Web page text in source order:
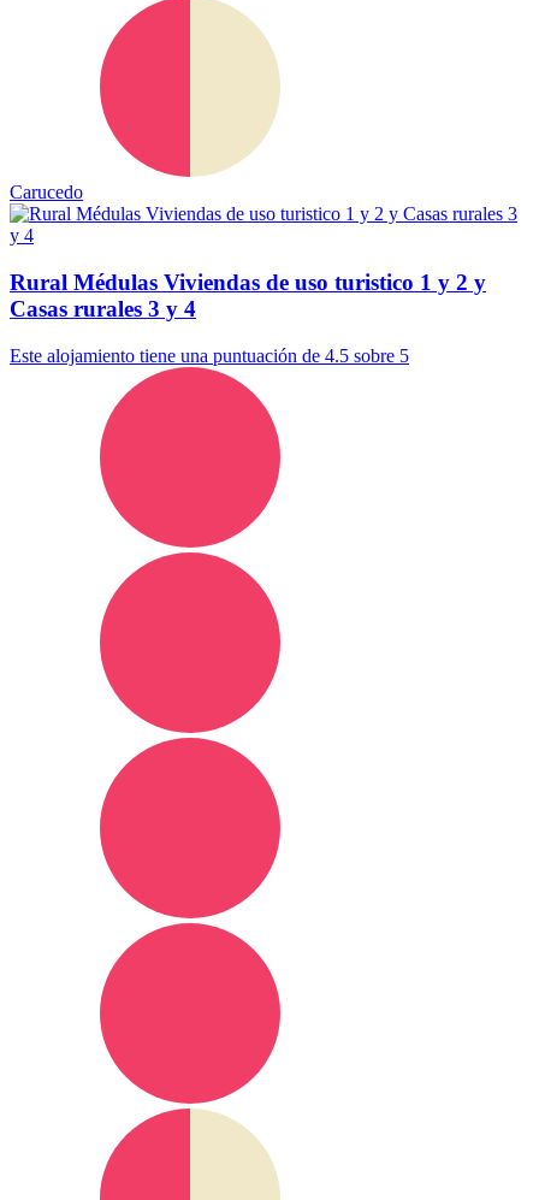
Carucedo
Rural Médulas Viviendas de uso turistico 1 y 2 y
Casas rurales 3 y 4
Este alojamiento tiene una puntuación de 4.5 sobre 5